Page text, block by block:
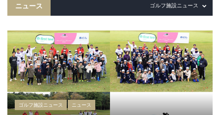
ニュース ゴルフ施設ニュース
ゴルフ施設ニュース ニュース